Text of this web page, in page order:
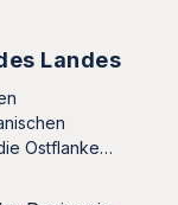
Landes
Ostflanke…